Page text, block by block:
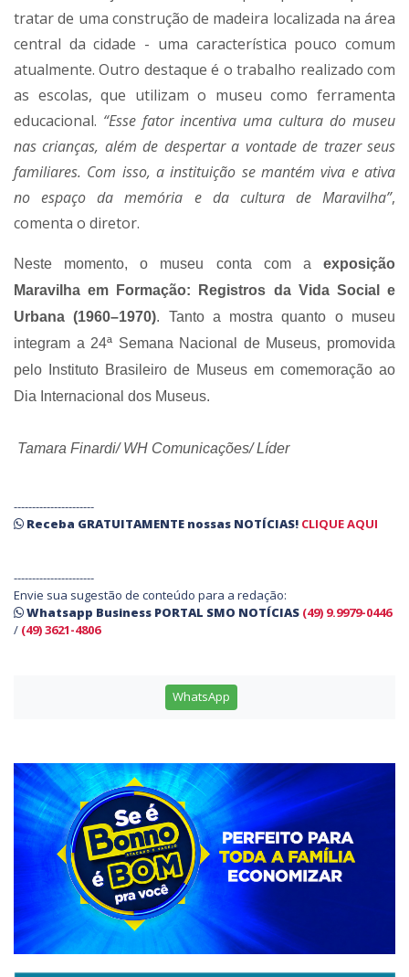
tratar de uma construção de madeira localizada na área
central da cidade - uma característica pouco comum
atualmente. Outro destaque é o trabalho realizado com
as escolas, que utilizam o museu como ferramenta
educacional. “Esse fator incentiva uma cultura do museu
nas crianças, além de despertar a vontade de trazer seus
familiares. Com isso, a instituição se mantém viva e ativa
no espaço da memória e da cultura de Maravilha”,
comenta o diretor.
Neste momento, o museu conta com a exposição
Maravilha em Formação: Registros da Vida Social e
Urbana (1960–1970). Tanto a mostra quanto o museu
integram a 24ª Semana Nacional de Museus, promovida
pelo Instituto Brasileiro de Museus em comemoração ao
Dia Internacional dos Museus.
Tamara Finardi/ WH Comunicações/ Líder
----------------------
Receba GRATUITAMENTE nossas NOTÍCIAS! CLIQUE AQUI
----------------------
Envie sua sugestão de conteúdo para a redação:
Whatsapp Business PORTAL SMO NOTÍCIAS (49) 9.9979-0446
/ (49) 3621-4806
WhatsApp